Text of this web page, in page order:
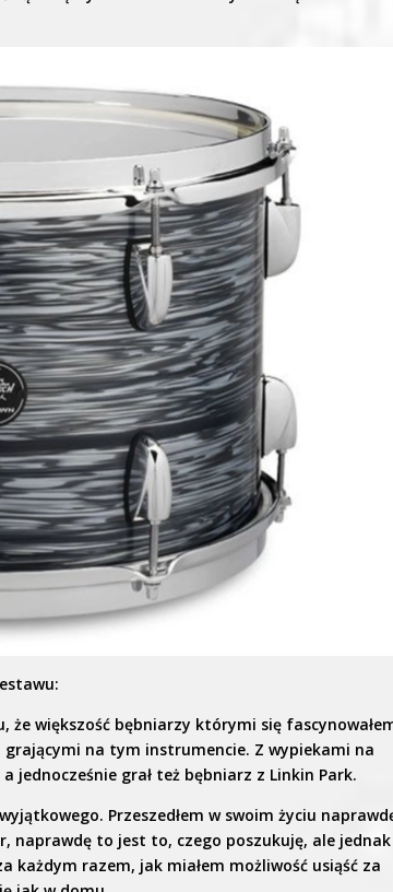
że większość bębniarzy którymi się
na tym instrumencie. Z wypiekami na
jednocześnie grał też bębniarz z Linkin Park.
Przeszedłem w swoim życiu
naprawdę to jest to, czego poszukuję, ale
każdym razem, jak miałem możliwość usiąść za